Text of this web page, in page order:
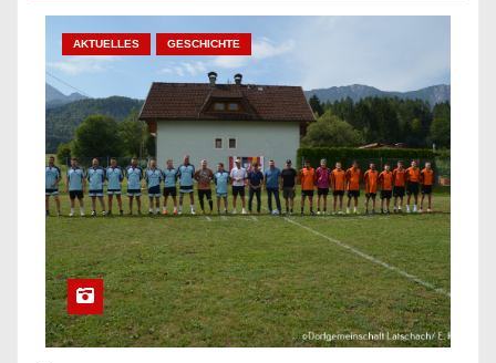
AKTUELLES GESCHICHTE